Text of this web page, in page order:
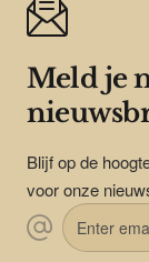
Meld je
Blijf op de
voor onze
Enter
email